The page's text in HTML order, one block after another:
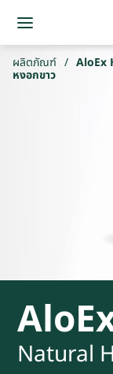
ผลิตภัณฑ์ / AloEx
หงอกขาว
Natural